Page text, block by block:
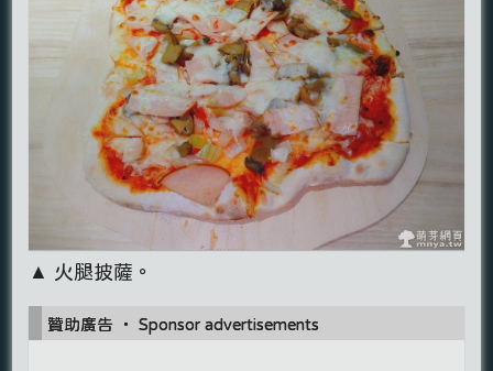
▲ 火腿披薩。
贊助廣告 ‧ Sponsor advertisements